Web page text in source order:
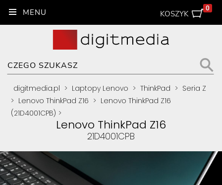
KOSZYK
0
digitmedia.pl > Laptopy Lenovo > ThinkPad > Seria Z
> Lenovo ThinkPad Z16 > Lenovo ThinkPad Z16
(21D4001CPB) >
Lenovo ThinkPad Z16
21D4001CPB